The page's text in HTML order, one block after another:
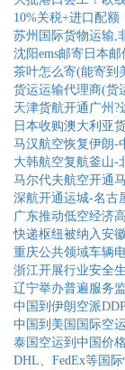
10%关税+进口配
苏州国际货物运输,
沈阳ems邮寄日本
茶叶怎么寄(能寄到
货运运输代理商(货
天津货航开通广州
日本收购澳大利亚
马汉航空恢复伊朗-
大韩航空复航釜山-
马尔代夫航空开通
深航开通运城-名古
广东推动低空经济
快递枢纽被纳入安
重庆公共领域车辆
浙江开展行业安全
辽宁举办普遍服务
中国到伊朗空派
中国到美国国际空
泰国空运到中国价
DHL、FedEx等国